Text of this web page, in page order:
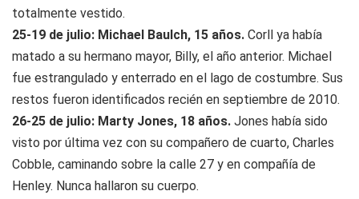
totalmente vestido.
25-19 de julio: Michael Baulch, 15 años. Corll ya había
matado a su hermano mayor, Billy, el año anterior. Michael
fue estrangulado y enterrado en el lago de costumbre. Sus
restos fueron identificados recién en septiembre de 2010.
26-25 de julio: Marty Jones, 18 años. Jones había sido
visto por última vez con su compañero de cuarto, Charles
Cobble, caminando sobre la calle 27 y en compañía de
Henley. Nunca hallaron su cuerpo.